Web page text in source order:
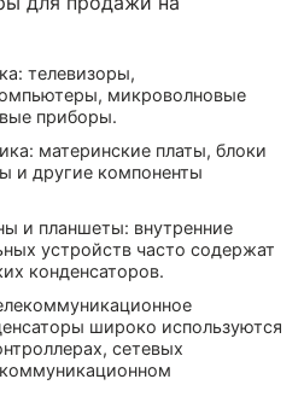
телевизоры,
микроволновые
приборы.
материнские платы, блоки
и другие компоненты
и планшеты: внутренние
устройств часто содержат
конденсаторов.
широко используются
сетевых